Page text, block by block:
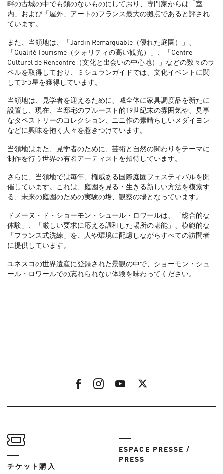
畔の古城の中でも類のないものにしており、専門家からは「室
内」および「屋外」アートのフランス最大の拠点であると評され
ています。
また、当領地は、「Jardin Remarquable（優れた庭園）」、
「Qualité Tourisme（クォリティの高い観光）」、「Centre
Culturel de Rencontre（文化と出会いの中心地）」などの数々のラ
ベルを取得しており、ミシュランガイドでは、文化イベントに関
して3つ星を獲得しています。
当領地は、見学者を迎えるために、城全体に家具調度品を新たに
設置し、現在、当邸宅のプルースト的19世紀末の雰囲気や、見事
なタペストリーのコレクション、ニニ作の素晴らしいメダイヨン
などに興味を抱く人々を惹きつけています。
当領地はまた、見学者のために、芸術と自然の関わりをテーマに
制作を行う世界の有名アーティストを招待しています。
さらに、当領地では毎年、権威ある国際庭園フェスティバルを開
催しています。これは、庭園を見る・生きる新しい方法を模索す
る、未来の庭園のための実験の場、観察の場となっています。
ドメーヌ・ド・ショーモン・シュール・ロワールは、「総合的な
体験」、「厳しい要求に応える調和した場所の堪能」、模範的な
「フランス式洗練」を、人や環境に配慮しながらすべての訪問者
に提供しています。
ユネスコの世界遺産に登録された景観の中で、ショーモン・シュ
ール・ロワールでの忘れられない体験を味わってください。
チケット購入
ESPACE PRESSE /
PRESS